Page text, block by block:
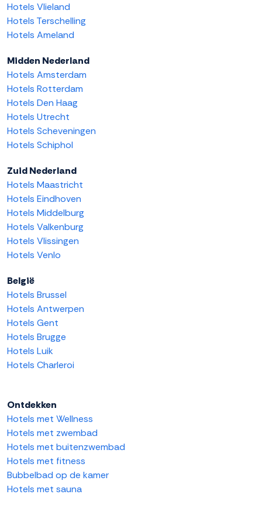
Hotels Vlieland
Hotels Terschelling
Hotels Ameland
Midden Nederland
Hotels Amsterdam
Hotels Rotterdam
Hotels Den Haag
Hotels Utrecht
Hotels Scheveningen
Hotels Schiphol
Zuid Nederland
Hotels Maastricht
Hotels Eindhoven
Hotels Middelburg
Hotels Valkenburg
Hotels Vlissingen
Hotels Venlo
België
Hotels Brussel
Hotels Antwerpen
Hotels Gent
Hotels Brugge
Hotels Luik
Hotels Charleroi
Ontdekken
Hotels met Wellness
Hotels met zwembad
Hotels met buitenzwembad
Hotels met fitness
Bubbelbad op de kamer
Hotels met sauna